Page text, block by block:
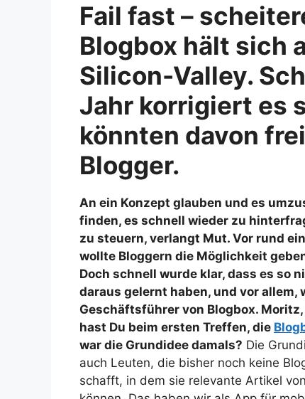
Fail fast –
Blogbox hält sich
Silicon-Valley.
Jahr korrigiert es
könnten davon
Blogger.
An ein Konzept glauben und es
finden, es schnell wieder zu
zu steuern, verlangt Mut. Vor rund
wollte Bloggern die Möglichkeit
Doch schnell wurde klar, dass es so
daraus gelernt haben, und vor
Geschäftsführer von Blogbox.
hast Du beim ersten Treffen, die
war die Grundidee damals? Die
auch Leuten, die bisher noch keine
schafft, in dem sie relevante Artikel